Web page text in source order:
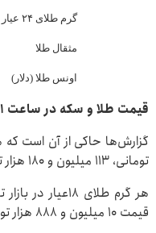
گرم طلای ۲۴ عیار
مثقال طلا
اونس طلا (دلار)
قیمت طلا و سکه در ساعت ۱۱
تومانی، ۱۱۳ میلیون و ۱۸۰ هزار تومان شد.
قیمت ۱۰ میلیون و ۸۸۸ هزار تومان به فروش رفت.